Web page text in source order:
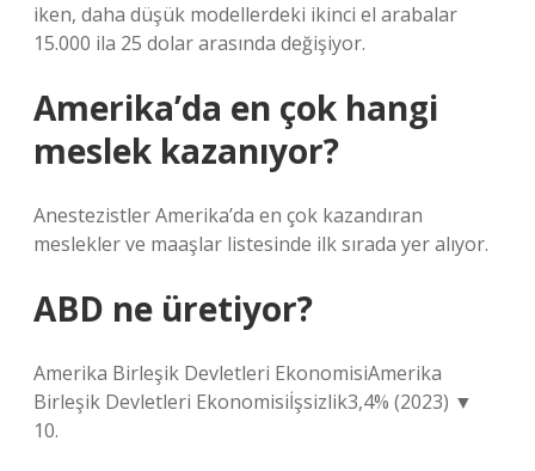
iken, daha düşük modellerdeki ikinci el arabalar
15.000 ila 25 dolar arasında değişiyor.
Amerika’da en çok hangi
meslek kazanıyor?
Anestezistler Amerika’da en çok kazandıran
meslekler ve maaşlar listesinde ilk sırada yer alıyor.
ABD ne üretiyor?
Amerika Birleşik Devletleri EkonomisiAmerika
Birleşik Devletleri Ekonomisiİşsizlik3,4% (2023) ▼
10.